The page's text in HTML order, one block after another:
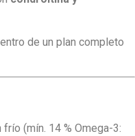
de un plan completo
(mín. 14 % Omega-3: